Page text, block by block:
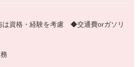
」という方もご安心ください。
、難しいことはありません。
スで慣れていきましょう。
ーにお気軽にご相談ください♪
資格・経験を考慮 ◆交通費orガソリ